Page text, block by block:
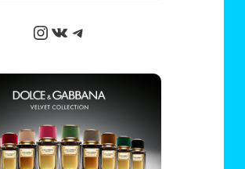
Instagram
ВКонтакте
Telegram